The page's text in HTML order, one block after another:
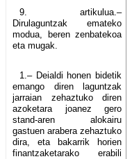
9. artikulua.–
Dirulaguntzak emateko
modua, beren zenbatekoa
eta mugak.
1.– Deialdi honen bidetik
emango diren laguntzak
jarraian zehaztuko diren
azoketara joanez gero
stand-aren alokairu
gastuen arabera zehaztuko
dira, eta bakarrik horien
finantzaketarako erabili